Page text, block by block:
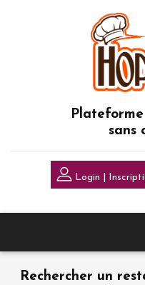
sans
Login |
Rechercher un